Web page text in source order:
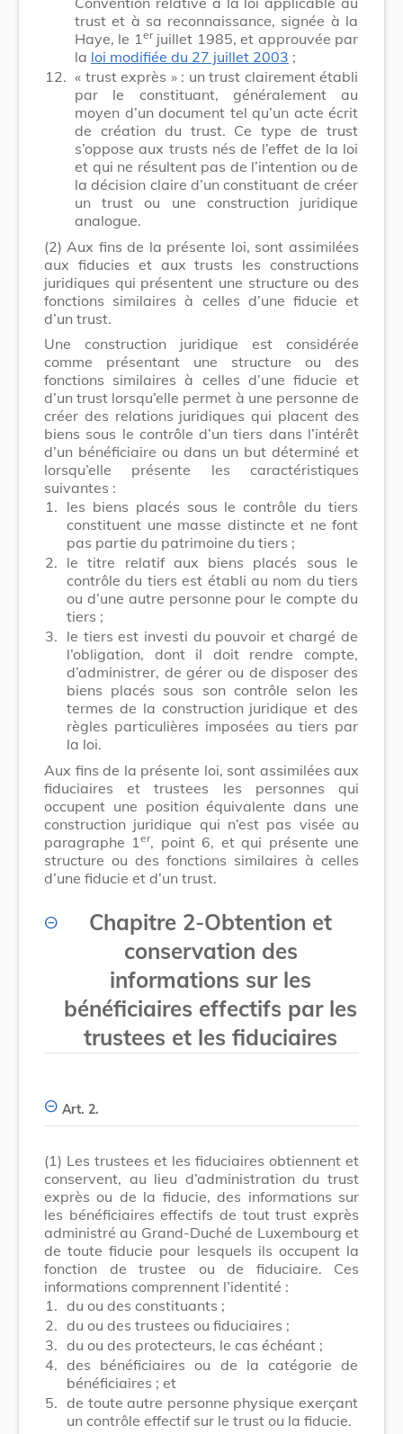
trust et à sa reconnaissance, signée à la
Haye, le 1 erjuillet 1985, et approuvée par
la loi modifiée du 27 juillet 2003 ;
12. « trust exprès » : un trust clairement établi
par le constituant, généralement au
moyen d’un document tel qu’un acte écrit
de création du trust. Ce type de trust
s’oppose aux trusts nés de l’effet de la loi
et qui ne résultent pas de l’intention ou de
la décision claire d’un constituant de créer
un trust ou une construction juridique
analogue.
(2) Aux fins de la présente loi, sont assimilées
aux fiducies et aux trusts les constructions
juridiques qui présentent une structure ou des
fonctions similaires à celles d’une fiducie et
d’un trust.
Une construction juridique est considérée
comme présentant une structure ou des
fonctions similaires à celles d’une fiducie et
d’un trust lorsqu’elle permet à une personne de
créer des relations juridiques qui placent des
biens sous le contrôle d’un tiers dans l’intérêt
d’un bénéficiaire ou dans un but déterminé et
lorsqu’elle présente les caractéristiques
suivantes :
1. les biens placés sous le contrôle du tiers
constituent une masse distincte et ne font
pas partie du patrimoine du tiers ;
2. le titre relatif aux biens placés sous le
contrôle du tiers est établi au nom du tiers
ou d’une autre personne pour le compte du
tiers ;
3. le tiers est investi du pouvoir et chargé de
l’obligation, dont il doit rendre compte,
d’administrer, de gérer ou de disposer des
biens placés sous son contrôle selon les
termes de la construction juridique et des
règles particulières imposées au tiers par
la loi.
Aux fins de la présente loi, sont assimilées aux
fiduciaires et trustees les personnes qui
occupent une position équivalente dans une
construction juridique qui n’est pas visée au
paragraphe 1er, point 6, et qui présente une
structure ou des fonctions similaires à celles
d’une fiducie et d’un trust.
Chapitre 2-Obtention et
conservation des
informations sur les
bénéficiaires effectifs par les
trustees et les fiduciaires
Art. 2.
(1) Les trustees et les fiduciaires obtiennent et
conservent, au lieu d’administration du trust
exprès ou de la fiducie, des informations sur
les bénéficiaires effectifs de tout trust exprès
administré au Grand-Duché de Luxembourg et
de toute fiducie pour lesquels ils occupent la
fonction de trustee ou de fiduciaire. Ces
informations comprennent l’identité :
1. du ou des constituants ;
2. du ou des trustees ou fiduciaires ;
3. du ou des protecteurs, le cas échéant ;
4. des bénéficiaires ou de la catégorie de
bénéficiaires ; et
5. de toute autre personne physique exerçant
un contrôle effectif sur le trust ou la fiducie.